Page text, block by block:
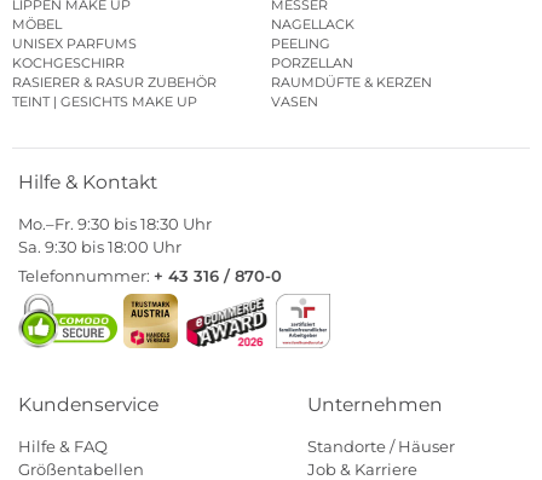
LIPPEN MAKE UP
MESSER
MÖBEL
NAGELLACK
UNISEX PARFUMS
PEELING
KOCHGESCHIRR
PORZELLAN
RASIERER & RASUR ZUBEHÖR
RAUMDÜFTE & KERZEN
TEINT | GESICHTS MAKE UP
VASEN
Hilfe & Kontakt
Mo.–Fr. 9:30 bis 18:30 Uhr
Sa. 9:30 bis 18:00 Uhr
Telefonnummer: + 43 316 / 870-0
Kundenservice
Hilfe & FAQ
Größentabellen
Unternehmen
Standorte / Häuser
Job & Karriere